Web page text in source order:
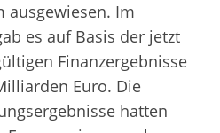
ausgewiesen. Im
es auf Basis der jetzt
Finanzergebnisse
Euro. Die
hatten